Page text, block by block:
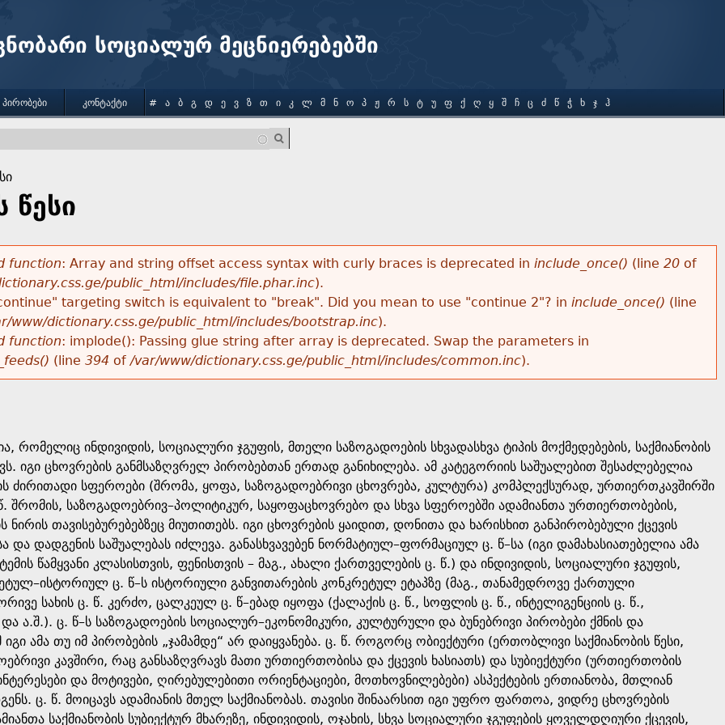
სოციალურ მეცნიერებებში
წესი
function: Array and string offset access syntax with curly braces is deprecated in include_once() (line 20of
public_html/includes/file.phar.inc).
targeting switch is equivalent to "break". Did you mean to use "continue 2"? in include_once() (line
www/dictionary.css.ge/public_html/includes/bootstrap.inc).
function: implode(): Passing glue string after array is deprecated. Swap the parameters in
(line 394 of/var/www/dictionary.css.ge/public_html/includes/common.inc).
რომელიც ინდივიდის, სოციალური ჯგუფის, მთელი საზოგადოების სხვადასხვა ტიპის მოქმედებების, საქმიანობის
იგი ცხოვრების განმსაზღვრელ პირობებთან ერთად განიხილება. ამ კატეგორიის საშუალებით შესაძლებელია
ძირითადი სფეროები (შრომა, ყოფა, საზოგადოებრივი ცხოვრება, კულტურა) კომპლექსურად, ურთიერთკავშირში
შრომის, საზოგადოებრივ–პოლიტიკურ, საყოფაცხოვრებო და სხვა სფეროებში ადამიანთა ურთიერთობების,
ნირის თავისებურებებზეც მიუთითებს. იგი ცხოვრების ყაიდით, დონითა და ხარისხით განპირობებული ქცევის
და დადგენის საშუალებას იძლევა. განასხვავებენ ნორმატიულ–ფორმაციულ ც. წ–სა (იგი დამახასიათებელია ამა
წამყვანი კლასისთვის, ფენისთვის – მაგ., ახალი ქართველების ც. წ.) და ინდივიდის, სოციალური ჯგუფის,
ც. წ–ს ისტორიული განვითარების კონკრეტულ ეტაპზე (მაგ., თანამედროვე ქართული
სახის ც. წ. კერძო, ცალკეულ ც. წ–ებად იყოფა (ქალაქის ც. წ., სოფლის ც. წ., ინტელიგენციის ც. წ.,
ა.შ.). ც. წ–ს საზოგადოების სოციალურ–ეკონომიკური, კულტურული და ბუნებრივი პირობები ქმნის და
იგი ამა თუ იმ პირობების „ჯამამდე“ არ დაიყვანება. ც. წ. როგორც ობიექტური (ერთობლივი საქმიანობის წესი,
კავშირი, რაც განსაზღვრავს მათი ურთიერთობისა და ქცევის ხასიათს) და სუბიექტური (ურთიერთობის
ინტერესები და მოტივები, ღირებულებითი ორიენტაციები, მოთხოვნილებები) ასპექტების ერთიანობა, მთლიან
ც. წ. მოიცავს ადამიანის მთელ საქმიანობას. თავისი შინაარსით იგი უფრო ფართოა, ვიდრე ცხოვრების
საქმიანობის სუბიექტურ მხარეზე, ინდივიდის, ოჯახის, სხვა სოციალური ჯგუფების ყოველდღიური ქცევის,
ᲞᲘᲠᲝᲑᲔᲑᲘ ᲙᲝᲜᲢᲐᲥᲢᲘ # Ა Ბ Გ Დ Ე Ვ Ზ Თ Ი Კ Ლ Მ Ნ Ო Პ Ჟ Რ Ს Ტ Უ Ფ Ქ Ღ Ყ Შ Ჩ Ც Ძ Წ Ჭ Ხ Ჯ Ჰ